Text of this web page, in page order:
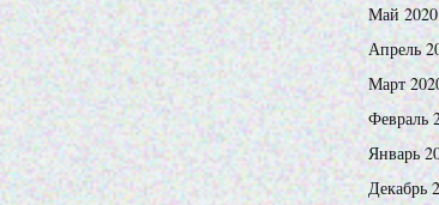
Май 2020
Апрель
Март
Февраль
Январь
Декабрь